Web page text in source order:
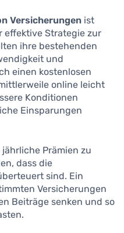
Versicherungen ist
effektive Strategie zur
ihre bestehenden
und
einen kostenlosen
online leicht
Konditionen
Einsparungen
Prämien zu
dass die
sind. Ein
Versicherungen
Beiträge senken und so